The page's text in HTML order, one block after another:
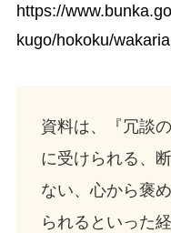
https://
kugo/hokoku/
資料は、『冗談
に受けられる、
ない、心から褒
られるといった